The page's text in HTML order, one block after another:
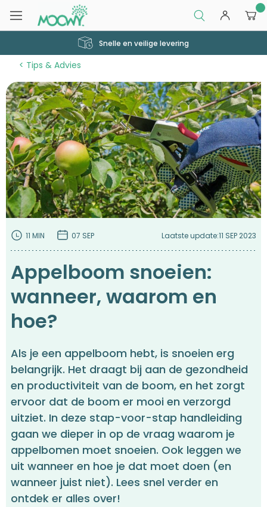
Snelle en veilige levering
Tips & Advies
11 MIN 07 SEP Laatste update:11 SEP 2023
Appelboom snoeien:
wanneer, waarom en
hoe?
Als je een appelboom hebt, is snoeien erg
belangrijk. Het draagt bij aan de gezondheid
en productiviteit van de boom, en het zorgt
ervoor dat de boom er mooi en verzorgd
uitziet. In deze stap-voor-stap handleiding
gaan we dieper in op de vraag waarom je
appelbomen moet snoeien. Ook leggen we
uit wanneer en hoe je dat moet doen (en
wanneer juist niet). Lees snel verder en
ontdek er alles over!